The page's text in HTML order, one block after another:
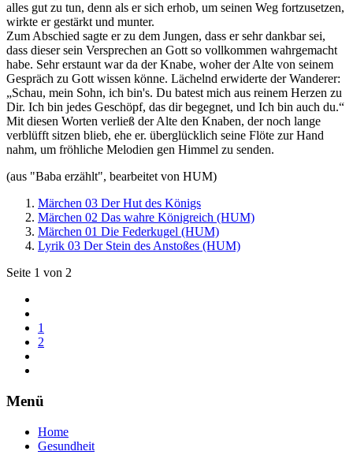
alles gut zu tun, denn als er sich erhob, um seinen Weg fortzusetzen,
wirkte er gestärkt und munter.
Zum Abschied sagte er zu dem Jungen, dass er sehr dankbar sei,
dass dieser sein Versprechen an Gott so vollkommen wahrgemacht
habe. Sehr erstaunt war da der Knabe, woher der Alte von seinem
Gespräch zu Gott wissen könne. Lächelnd erwiderte der Wanderer:
„Schau, mein Sohn, ich bin's. Du batest mich aus reinem Herzen zu
Dir. Ich bin jedes Geschöpf, das dir begegnet, und Ich bin auch du.“
Mit diesen Worten verließ der Alte den Knaben, der noch lange
verblüfft sitzen blieb, ehe er. überglücklich seine Flöte zur Hand
nahm, um fröhliche Melodien gen Himmel zu senden.
(aus "Baba erzählt", bearbeitet von HUM)
Märchen 03 Der Hut des Königs
Märchen 02 Das wahre Königreich (HUM)
Märchen 01 Die Federkugel (HUM)
Lyrik 03 Der Stein des Anstoßes (HUM)
Seite 1 von 2
1
2
Menü
Home
Gesundheit